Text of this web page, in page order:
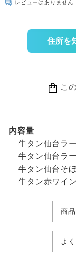
レビューはありません
住所を
こ
内容量
牛タン仙台ラ
牛タン仙台ラ
牛タン仙台そ
牛タン赤ワイ
商
よ